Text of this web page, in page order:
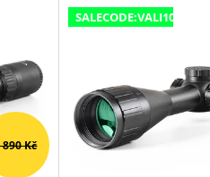
890 Kč
SALECODE:VALI10:10:%